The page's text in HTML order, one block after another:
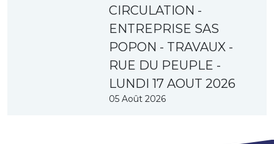
CIRCULATION -
ENTREPRISE SAS
POPON - TRAVAUX -
RUE DU PEUPLE -
LUNDI 17 AOUT 2026
05 Août 2026